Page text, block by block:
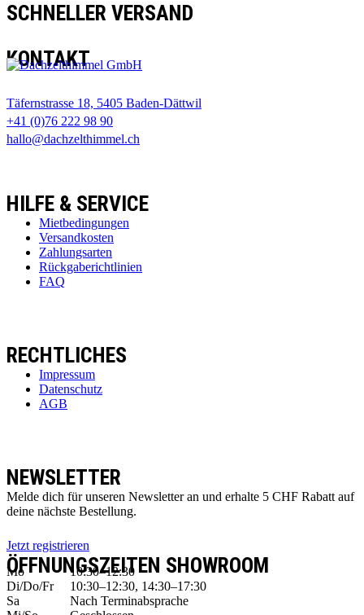
SCHNELLER VERSAND
KONTAKT
Täfernstrasse 18, 5405 Baden-Dättwil
+41 (0)76 222 98 90
hallo@dachzelthimmel.ch
HILFE & SERVICE
Mietbedingungen
Versandkosten
Zahlungsarten
Rückgaberichtlinien
FAQ
RECHTLICHES
Impressum
Datenschutz
AGB
NEWSLETTER
Melde dich für unseren Newsletter an und erhalte 5 CHF Rabatt auf
deine nächste Bestellung.
Jetzt registrieren
ÖFFNUNGSZEITEN SHOWROOM
Mo
10:30–12:30
Di/Do/Fr
10:30–12:30, 14:30–17:30
Sa
Nach Terminabsprache